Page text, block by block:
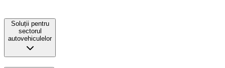
Soluții pentru
sectorul
autovehiculelor